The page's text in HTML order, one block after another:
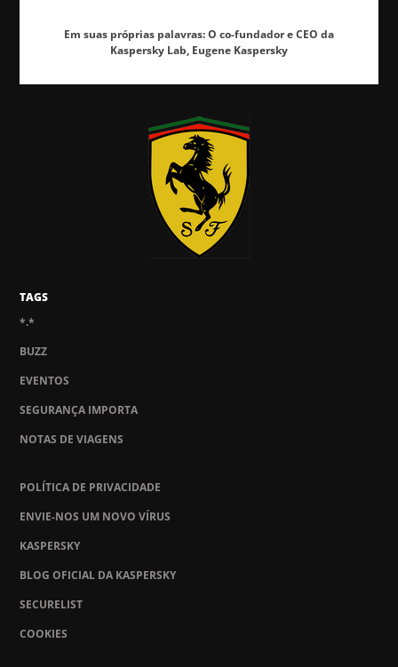
Em suas próprias palavras: O co-fundador e CEO da
Kaspersky Lab, Eugene Kaspersky
TAGS
*.*
BUZZ
EVENTOS
SEGURANÇA IMPORTA
NOTAS DE VIAGENS
POLÍTICA DE PRIVACIDADE
ENVIE-NOS UM NOVO VÍRUS
KASPERSKY
BLOG OFICIAL DA KASPERSKY
SECURELIST
COOKIES